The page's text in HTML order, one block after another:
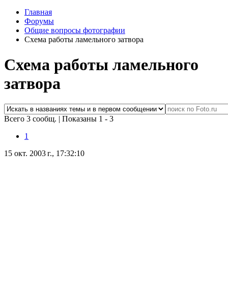
Главная
Форумы
Общие вопросы фотографии
Схема работы ламельного затвора
Схема работы ламельного
затвора
Всего 3 сообщ. | Показаны 1 - 3
1
15 окт. 2003 г., 17:32:10